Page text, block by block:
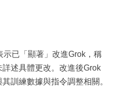
已「顯著」改進Grok，稱
述具體更改。改進後Grok
訓練數據與指令調整相關。